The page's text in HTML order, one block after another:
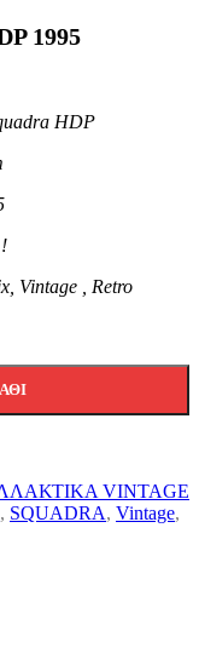
1995
HDP
Vintage , Retro
VINTAGE
, SQUADRA, Vintage,